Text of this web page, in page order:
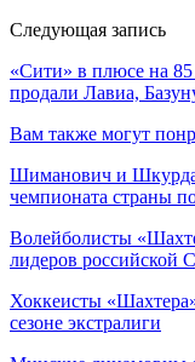
Следующая запись
«Сити» в плюсе на
продали Лавиа,
Вам также могут
Шиманович и
чемпионата страны
Волейболисты
лидеров российской
Хоккеисты
сезоне экстралиги